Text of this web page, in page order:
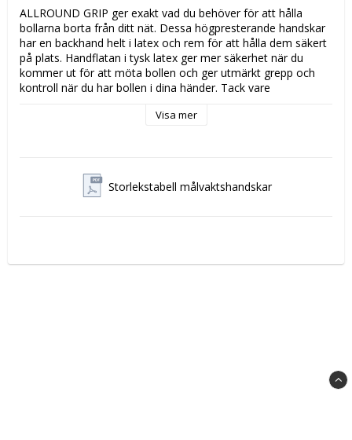
ALLROUND GRIP ger exakt vad du behöver för att hålla
bollarna borta från ditt nät. Dessa högpresterande handskar
har en backhand helt i latex och rem för att hålla dem säkert
på plats. Handflatan i tysk latex ger mer säkerhet när du
kommer ut för att möta bollen och ger utmärkt grepp och
kontroll när du har bollen i dina händer. Tack vare
strömlinjeformad passform och känsla för bollen. De
Latex 70%, Polyester 30%
Visa mer
Storlekstabell målvaktshandskar